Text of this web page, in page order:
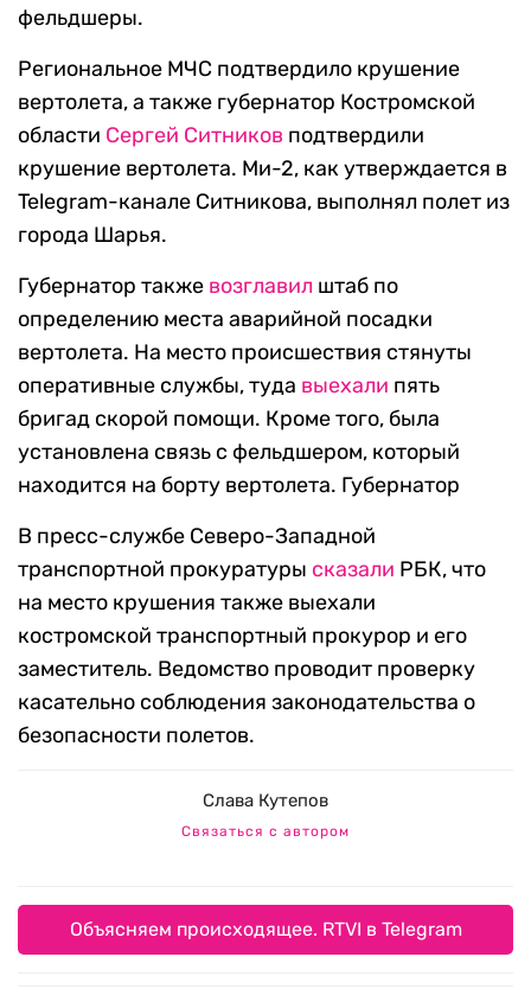
фельдшеры.
Региональное МЧС подтвердило крушение
вертолета, а также губернатор Костромской
области Сергей Ситников подтвердили
крушение вертолета. Ми-2, как утверждается в
Telegram-канале Ситникова, выполнял полет из
города Шарья.
Губернатор также возглавил штаб по
определению места аварийной посадки
вертолета. На место происшествия стянуты
оперативные службы, туда выехали пять
бригад скорой помощи. Кроме того, была
установлена связь с фельдшером, который
находится на борту вертолета. Губернатор
В пресс-службе Северо-Западной
транспортной прокуратуры сказали РБК, что
на место крушения также выехали
костромской транспортный прокурор и его
заместитель. Ведомство проводит проверку
касательно соблюдения законодательства о
безопасности полетов.
Слава Кутепов
Связаться с автором
Объясняем происходящее. RTVI в Telegram